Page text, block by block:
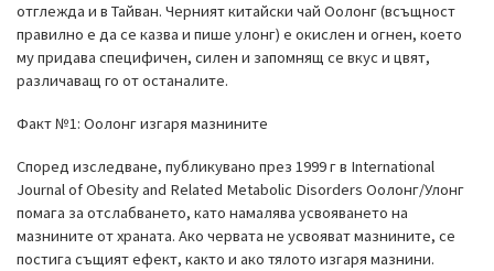
отглежда и в Тайван. Черният китайски чай Оолонг (всъщност
правилно е да се казва и пише улонг) е окислен и огнен, което
му придава специфичен, силен и запомнящ се вкус и цвят,
различаващ го от останалите.
Факт №1: Оолонг изгаря мазнините
Според изследване, публикувано през 1999 г в International
Journal of Obesity and Related Metabolic Disorders Оолонг/Улонг
помага за отслабването, като намалява усвояването на
мазнините от храната. Ако червата не усвояват мазнините, се
постига същият ефект, както и ако тялото изгаря мазнини.